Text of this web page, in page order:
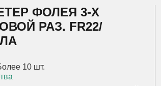
ФОЛЕЯ 3-Х
РАЗ. FR22/
10 шт.